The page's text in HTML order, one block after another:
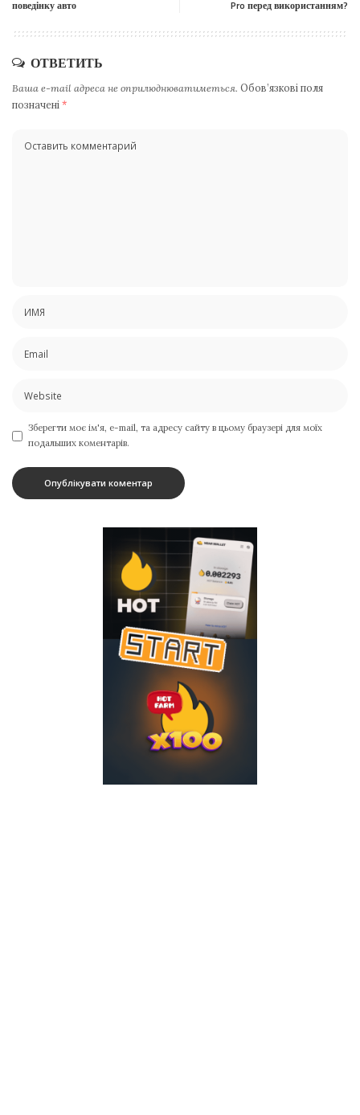
поведінку авто Pro перед використанням?
ОТВЕТИТЬ
Ваша e-mail адреса не оприлюднюватиметься. Обов’язкові поля
позначені *
Зберегти моє ім'я, e-mail, та адресу сайту в цьому браузері для моїх
подальших коментарів.